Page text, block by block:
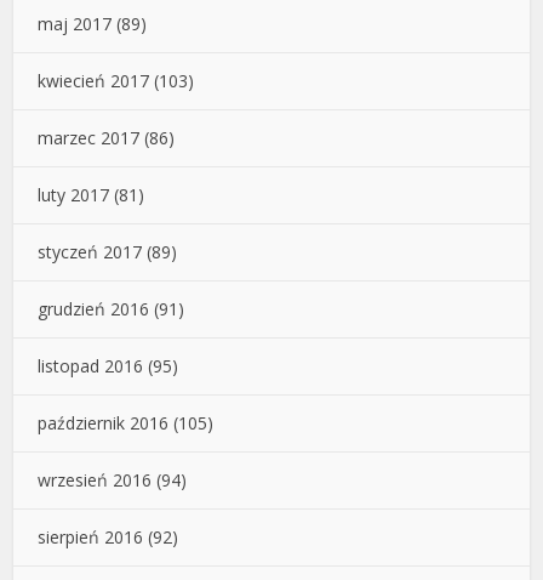
maj 2017 (89)
kwiecień 2017 (103)
marzec 2017 (86)
luty 2017 (81)
styczeń 2017 (89)
grudzień 2016 (91)
listopad 2016 (95)
październik 2016 (105)
wrzesień 2016 (94)
sierpień 2016 (92)